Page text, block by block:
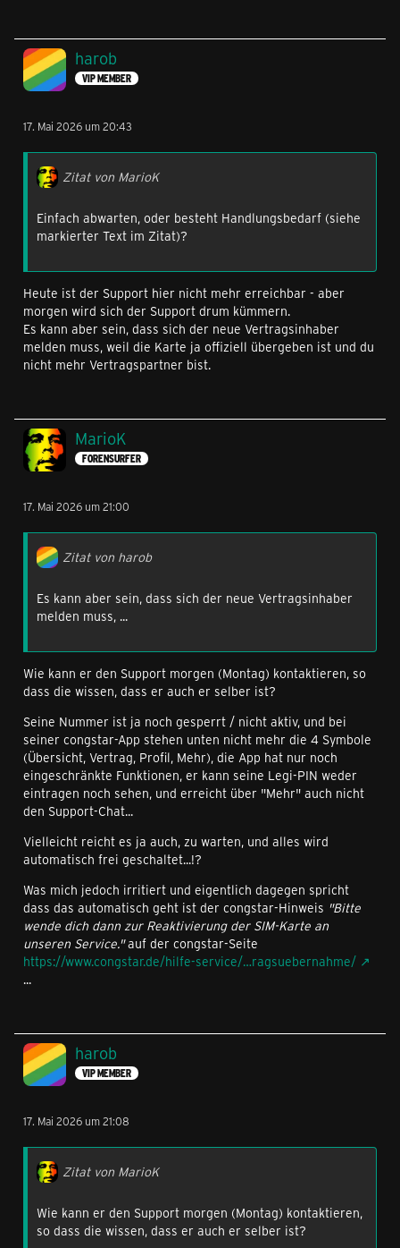
harob
VIP MEMBER
17. Mai 2026 um 20:43
Zitat von MarioK
Einfach abwarten, oder besteht Handlungsbedarf (siehe
markierter Text im Zitat)?
Heute ist der Support hier nicht mehr erreichbar - aber
morgen wird sich der Support drum kümmern.
Es kann aber sein, dass sich der neue Vertragsinhaber
melden muss, weil die Karte ja offiziell übergeben ist und du
nicht mehr Vertragspartner bist.
MarioK
FORENSURFER
17. Mai 2026 um 21:00
Zitat von harob
Es kann aber sein, dass sich der neue Vertragsinhaber
melden muss, ...
Wie kann er den Support morgen (Montag) kontaktieren, so
dass die wissen, dass er auch er selber ist?
Seine Nummer ist ja noch gesperrt / nicht aktiv, und bei
seiner congstar-App stehen unten nicht mehr die 4 Symbole
(Übersicht, Vertrag, Profil, Mehr), die App hat nur noch
eingeschränkte Funktionen, er kann seine Legi-PIN weder
eintragen noch sehen, und erreicht über "Mehr" auch nicht
den Support-Chat...
Vielleicht reicht es ja auch, zu warten, und alles wird
automatisch frei geschaltet...!?
Was mich jedoch irritiert und eigentlich dagegen spricht
dass das automatisch geht ist der congstar-Hinweis "Bitte
wende dich dann zur Reaktivierung der SIM-Karte an
unseren Service."auf der congstar-Seite
https://www.congstar.de/hilfe-service/…ragsuebernahme/
...
harob
VIP MEMBER
17. Mai 2026 um 21:08
Zitat von MarioK
Wie kann er den Support morgen (Montag) kontaktieren,
so dass die wissen, dass er auch er selber ist?